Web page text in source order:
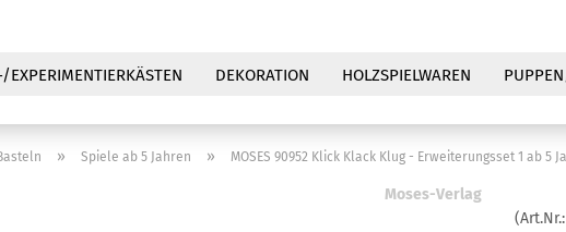
Passwort
EXPERIMENTIERKÄSTEN DEKORATION HOLZSPIELWAREN
» Spiele ab 5 Jahren » MOSES 90952 Klick Klack Klug - Erweiterungsset 1 ab 5
Moses-Verlag
(Art.Nr.: